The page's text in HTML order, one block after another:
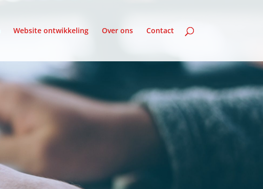
Website ontwikkeling Over ons Contact